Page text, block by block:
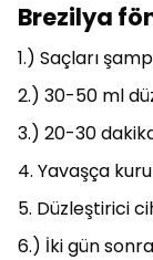
Brezilya
1.) Saçları
2.) 30-50 ml
3.) 20-30
4. Yavaşça
5. Düzleştirici
6.) İki gün sonra